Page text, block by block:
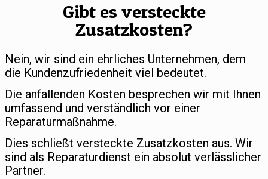
Gibt es versteckte
Zusatzkosten?
Nein, wir sind ein ehrliches Unternehmen, dem
die Kundenzufriedenheit viel bedeutet.
Die anfallenden Kosten besprechen wir mit Ihnen
umfassend und verständlich vor einer
Reparaturmaßnahme.
Dies schließt versteckte Zusatzkosten aus. Wir
sind als Reparaturdienst ein absolut verlässlicher
Partner.